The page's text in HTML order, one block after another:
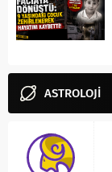
ASTROLOJİ